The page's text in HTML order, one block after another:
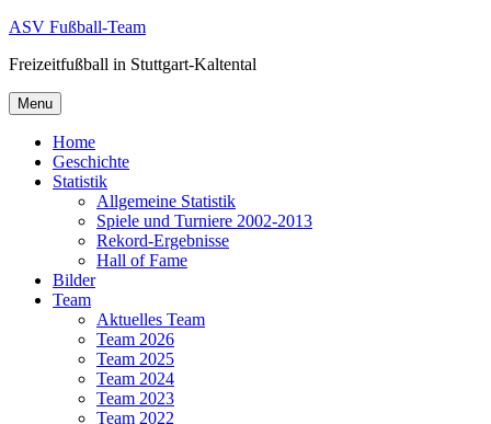
Skip
content
ASV Fußball-Team
Freizeitfußball in Stuttgart-Kaltental
Menu
Home
Geschichte
Statistik
Allgemeine Statistik
Spiele und Turniere 2002-2013
Rekord-Ergebnisse
Hall of Fame
Bilder
Team
Aktuelles Team
Team 2026
Team 2025
Team 2024
Team 2023
Team 2022